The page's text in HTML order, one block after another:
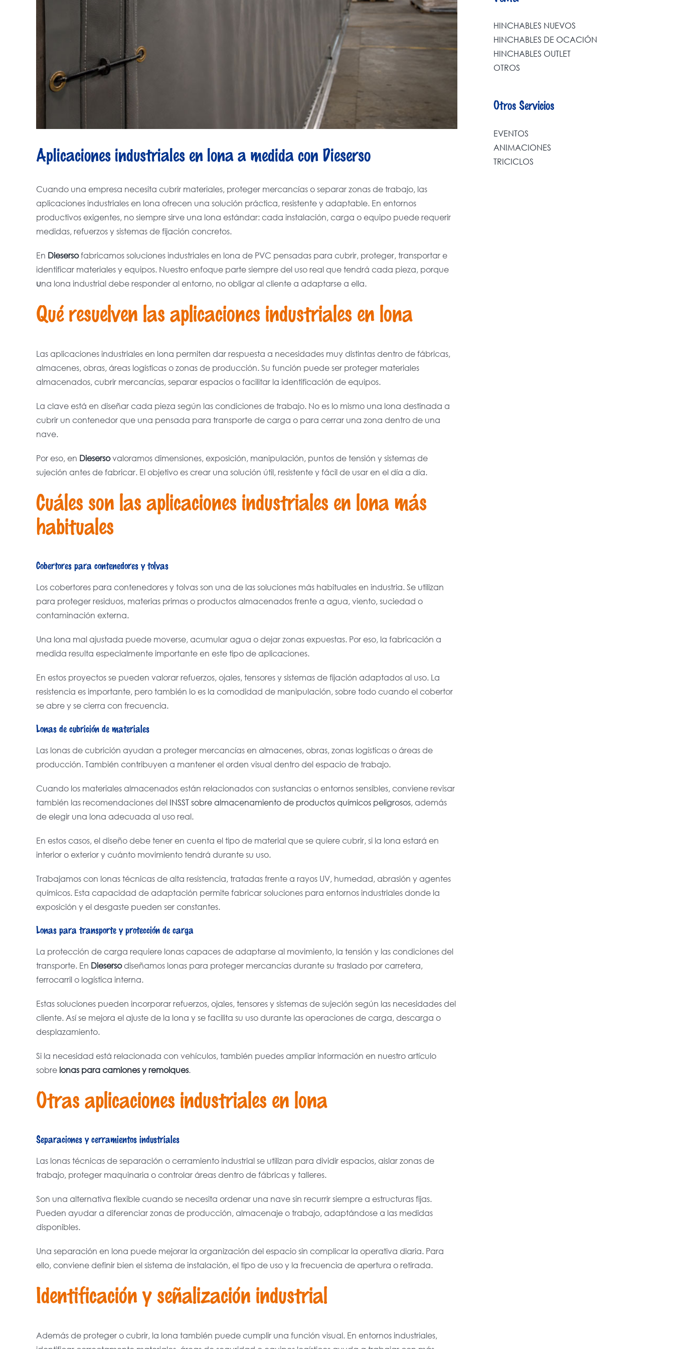
Aplicaciones industriales en lona a medida con Dieserso
Cuando una empresa necesita cubrir materiales, proteger mercancías o separar zonas de trabajo, las
aplicaciones industriales en lona ofrecen una solución práctica, resistente y adaptable. En entornos
productivos exigentes, no siempre sirve una lona estándar: cada instalación, carga o equipo puede requerir
medidas, refuerzos y sistemas de fijación concretos.
En Diesersofabricamos soluciones industriales en lona de PVC pensadas para cubrir, proteger, transportar e
identificar materiales y equipos. Nuestro enfoque parte siempre del uso real que tendrá cada pieza, porque
una lona industrial debe responder al entorno, no obligar al cliente a adaptarse a ella.
Qué resuelven las aplicaciones industriales en lona
Las aplicaciones industriales en lona permiten dar respuesta a necesidades muy distintas dentro de fábricas,
almacenes, obras, áreas logísticas o zonas de producción. Su función puede ser proteger materiales
almacenados, cubrir mercancías, separar espacios o facilitar la identificación de equipos.
La clave está en diseñar cada pieza según las condiciones de trabajo. No es lo mismo una lona destinada a
cubrir un contenedor que una pensada para transporte de carga o para cerrar una zona dentro de una
nave.
Por eso, en Diesersovaloramos dimensiones, exposición, manipulación, puntos de tensión y sistemas de
sujeción antes de fabricar. El objetivo es crear una solución útil, resistente y fácil de usar en el día a día.
Cuáles son las aplicaciones industriales en lona más
habituales
Cobertores para contenedores y tolvas
Los cobertores para contenedores y tolvas son una de las soluciones más habituales en industria. Se utilizan
para proteger residuos, materias primas o productos almacenados frente a agua, viento, suciedad o
contaminación externa.
Una lona mal ajustada puede moverse, acumular agua o dejar zonas expuestas. Por eso, la fabricación a
medida resulta especialmente importante en este tipo de aplicaciones.
En estos proyectos se pueden valorar refuerzos, ojales, tensores y sistemas de fijación adaptados al uso. La
resistencia es importante, pero también lo es la comodidad de manipulación, sobre todo cuando el cobertor
se abre y se cierra con frecuencia.
Lonas de cubrición de materiales
Las lonas de cubrición ayudan a proteger mercancías en almacenes, obras, zonas logísticas o áreas de
producción. También contribuyen a mantener el orden visual dentro del espacio de trabajo.
Cuando los materiales almacenados están relacionados con sustancias o entornos sensibles, conviene revisar
también las recomendaciones del INSST sobre almacenamiento de productos químicos peligrosos, además
de elegir una lona adecuada al uso real.
En estos casos, el diseño debe tener en cuenta el tipo de material que se quiere cubrir, si la lona estará en
interior o exterior y cuánto movimiento tendrá durante su uso.
Trabajamos con lonas técnicas de alta resistencia, tratadas frente a rayos UV, humedad, abrasión y agentes
químicos. Esta capacidad de adaptación permite fabricar soluciones para entornos industriales donde la
exposición y el desgaste pueden ser constantes.
Lonas para transporte y protección de carga
La protección de carga requiere lonas capaces de adaptarse al movimiento, la tensión y las condiciones del
transporte. En Dieserso diseñamos lonas para proteger mercancías durante su traslado por carretera,
ferrocarril o logística interna.
Estas soluciones pueden incorporar refuerzos, ojales, tensores y sistemas de sujeción según las necesidades del
cliente. Así se mejora el ajuste de la lona y se facilita su uso durante las operaciones de carga, descarga o
desplazamiento.
Si la necesidad está relacionada con vehículos, también puedes ampliar información en nuestro artículo
sobre lonas para camiones y remolques.
Otras aplicaciones industriales en lona
Separaciones y cerramientos industriales
Las lonas técnicas de separación o cerramiento industrial se utilizan para dividir espacios, aislar zonas de
trabajo, proteger maquinaria o controlar áreas dentro de fábricas y talleres.
Son una alternativa flexible cuando se necesita ordenar una nave sin recurrir siempre a estructuras fijas.
Pueden ayudar a diferenciar zonas de producción, almacenaje o trabajo, adaptándose a las medidas
disponibles.
Una separación en lona puede mejorar la organización del espacio sin complicar la operativa diaria. Para
ello, conviene definir bien el sistema de instalación, el tipo de uso y la frecuencia de apertura o retirada.
Identificación y señalización industrial
Además de proteger o cubrir, la lona también puede cumplir una función visual. En entornos industriales,
HINCHABLES NUEVOS
HINCHABLES DE OCACIÓN
HINCHABLES OUTLET
OTROS
Otros Servicios
EVENTOS
ANIMACIONES
TRICICLOS